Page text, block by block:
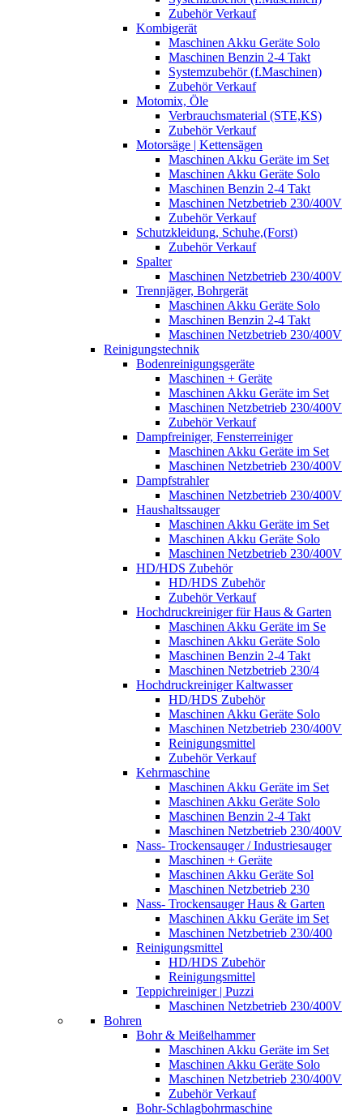
Zubehör Verkauf
Kombigerät
Maschinen Akku Geräte Solo
Maschinen Benzin 2-4 Takt
Systemzubehör (f.Maschinen)
Zubehör Verkauf
Motomix, Öle
Verbrauchsmaterial (STE,KS)
Zubehör Verkauf
Motorsäge | Kettensägen
Maschinen Akku Geräte im Set
Maschinen Akku Geräte Solo
Maschinen Benzin 2-4 Takt
Maschinen Netzbetrieb 230/400V
Zubehör Verkauf
Schutzkleidung, Schuhe,(Forst)
Zubehör Verkauf
Spalter
Maschinen Netzbetrieb 230/400V
Trennjäger, Bohrgerät
Maschinen Akku Geräte Solo
Maschinen Benzin 2-4 Takt
Maschinen Netzbetrieb 230/400V
Reinigungstechnik
Bodenreinigungsgeräte
Maschinen + Geräte
Maschinen Akku Geräte im Set
Maschinen Netzbetrieb 230/400V
Zubehör Verkauf
Dampfreiniger, Fensterreiniger
Maschinen Akku Geräte im Set
Maschinen Netzbetrieb 230/400V
Dampfstrahler
Maschinen Netzbetrieb 230/400V
Haushaltssauger
Maschinen Akku Geräte im Set
Maschinen Akku Geräte Solo
Maschinen Netzbetrieb 230/400V
HD/HDS Zubehör
HD/HDS Zubehör
Zubehör Verkauf
Hochdruckreiniger für Haus & Garten
Maschinen Akku Geräte im Se
Maschinen Akku Geräte Solo
Maschinen Benzin 2-4 Takt
Maschinen Netzbetrieb 230/4
Hochdruckreiniger Kaltwasser
HD/HDS Zubehör
Maschinen Akku Geräte Solo
Maschinen Netzbetrieb 230/400V
Reinigungsmittel
Zubehör Verkauf
Kehrmaschine
Maschinen Akku Geräte im Set
Maschinen Akku Geräte Solo
Maschinen Benzin 2-4 Takt
Maschinen Netzbetrieb 230/400V
Nass- Trockensauger / Industriesauger
Maschinen + Geräte
Maschinen Akku Geräte Sol
Maschinen Netzbetrieb 230
Nass- Trockensauger Haus & Garten
Maschinen Akku Geräte im Set
Maschinen Netzbetrieb 230/400
Reinigungsmittel
HD/HDS Zubehör
Reinigungsmittel
Teppichreiniger | Puzzi
Maschinen Netzbetrieb 230/400V
Bohren
Bohr & Meißelhammer
Maschinen Akku Geräte im Set
Maschinen Akku Geräte Solo
Maschinen Netzbetrieb 230/400V
Zubehör Verkauf
Bohr-Schlagbohrmaschine